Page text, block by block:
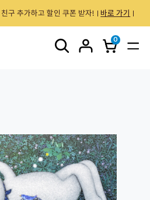
구 추가하고 할인 쿠폰 받자! 바로 가기
0